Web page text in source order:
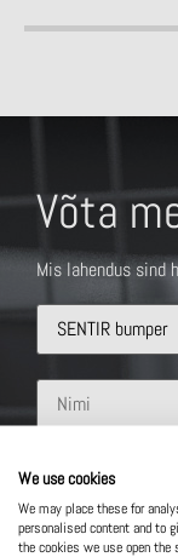
Võta
Mis lahendus sind
We use cookies
We may place these for
personalised content and to
the cookies we use open the